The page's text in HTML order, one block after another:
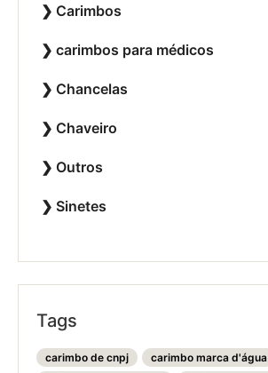
Carimbos
carimbos para médicos
Chancelas
Chaveiro
Outros
Sinetes
Tags
carimbo de cnpj
carimbo marca d'água